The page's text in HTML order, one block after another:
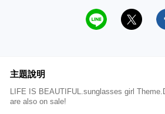
主題說明
LIFE IS BEAUTIFUL.sunglasses girl
are also on sale!